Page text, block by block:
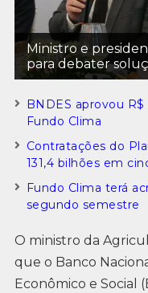
Ministro e
para debater
BNDES aprovou
Fundo Clima
Contratações do
131,4 bilhões em
Fundo Clima terá
segundo semestre
O ministro da
que o Banco
Econômico e Social